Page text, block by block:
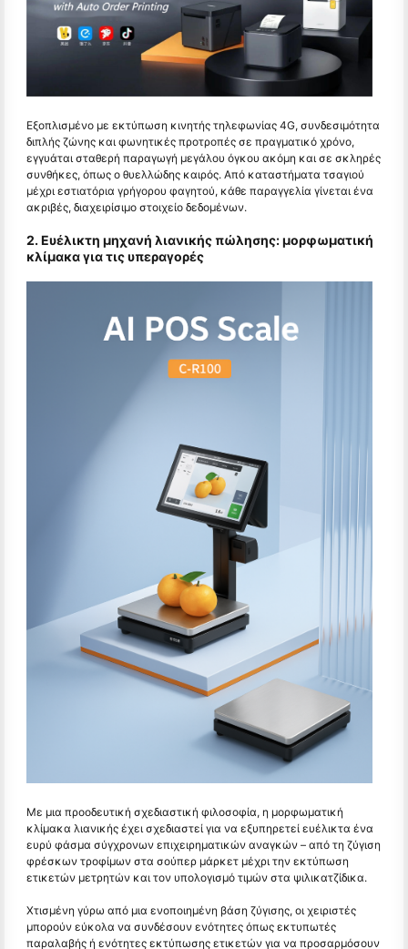
Εξοπλισμένο με εκτύπωση κινητής τηλεφωνίας 4G, συνδεσιμότητα
διπλής ζώνης και φωνητικές προτροπές σε πραγματικό χρόνο,
εγγυάται σταθερή παραγωγή μεγάλου όγκου ακόμη και σε σκληρές
συνθήκες, όπως ο θυελλώδης καιρός. Από καταστήματα τσαγιού
μέχρι εστιατόρια γρήγορου φαγητού, κάθε παραγγελία γίνεται ένα
ακριβές, διαχειρίσιμο στοιχείο δεδομένων.
2. Ευέλικτη μηχανή λιανικής πώλησης: μορφωματική
κλίμακα για τις υπεραγορές
Με μια προοδευτική σχεδιαστική φιλοσοφία, η μορφωματική
κλίμακα λιανικής έχει σχεδιαστεί για να εξυπηρετεί ευέλικτα ένα
ευρύ φάσμα σύγχρονων επιχειρηματικών αναγκών – από τη ζύγιση
φρέσκων τροφίμων στα σούπερ μάρκετ μέχρι την εκτύπωση
ετικετών μετρητών και τον υπολογισμό τιμών στα ψιλικατζίδικα.
Χτισμένη γύρω από μια ενοποιημένη βάση ζύγισης, οι χειριστές
μπορούν εύκολα να συνδέσουν ενότητες όπως εκτυπωτές
παραλαβής ή ενότητες εκτύπωσης ετικετών για να προσαρμόσουν